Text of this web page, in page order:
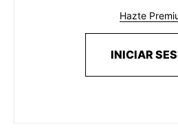
Hazte
INICIAR